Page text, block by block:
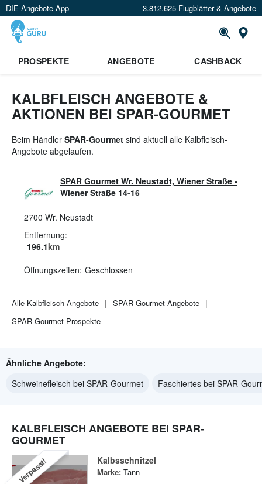
DIE Angebote App 3.812.625 Flugblätter & Angebote
Standort festlegen
PROSPEKTE ANGEBOTE CASHBACK
KALBFLEISCH ANGEBOTE &
AKTIONEN BEI SPAR-GOURMET
Beim Händler SPAR-Gourmet sind aktuell alle Kalbfleisch-
Angebote abgelaufen.
SPAR Gourmet Wr. Neustadt, Wiener Straße -
Wiener Straße 14-16
2700 Wr. Neustadt
Entfernung:
196.1km
Öffnungszeiten: Geschlossen
Alle Kalbfleisch Angebote SPAR-Gourmet Angebote
SPAR-Gourmet Prospekte
Ähnliche Angebote:
Schweinefleisch bei SPAR-Gourmet
Faschiertes bei SPAR-
KALBFLEISCH ANGEBOTE BEI SPAR-
GOURMET
Verpasst! Kalbsschnitzel
Marke: Tann